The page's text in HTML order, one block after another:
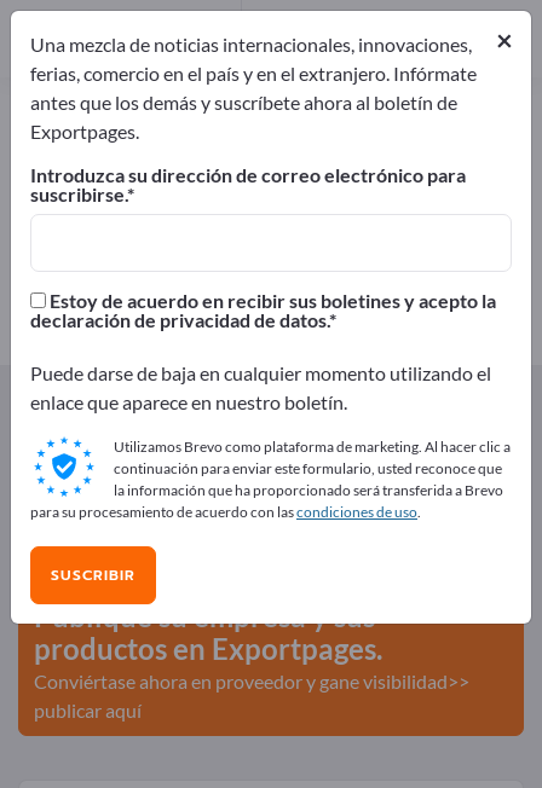
Tubos de acero – encuentre
fabricantes y proveedores
Exportadores Fabricantes
8
Exportpages
Componentes y Piezas
¡Anúnciese gratis en Exportpages!
comerciales >> Empiece aquí
Publique su empresa y sus
productos en Exportpages.
Conviértase ahora en proveedor y gane visibilidad>>
publicar aquí
×
Una mezcla de noticias internacionales, innovaciones,
ferias, comercio en el país y en el extranjero. Infórmate
antes que los demás y suscríbete ahora al boletín de
Exportpages.
Introduzca su dirección de correo electrónico para
suscribirse.
Estoy de acuerdo en recibir sus boletines y acepto la
declaración de privacidad de datos.
Puede darse de baja en cualquier momento utilizando el
enlace que aparece en nuestro boletín.
Utilizamos Brevo como plataforma de marketing. Al hacer clic a
continuación para enviar este formulario, usted reconoce que
la información que ha proporcionado será transferida a Brevo
para su procesamiento de acuerdo con lascondiciones de uso.
SUSCRIBIR